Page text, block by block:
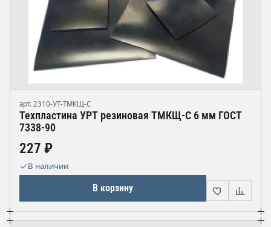
арт. 2310-УТ-ТМКЩ-С
Техпластина УРТ резиновая ТМКЩ-С 6 мм ГОСТ
7338-90
227 ₽
В наличии
В корзину